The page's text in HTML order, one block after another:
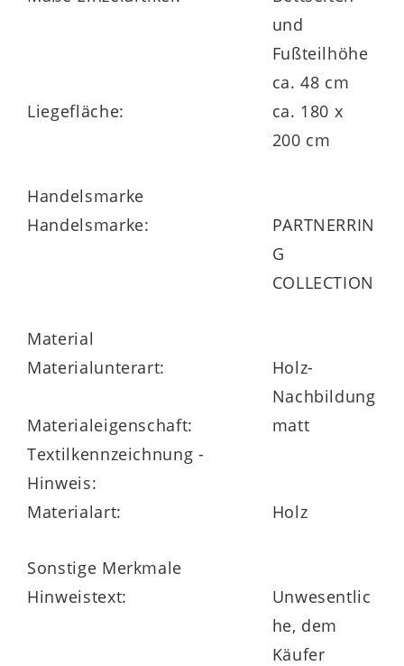
und
Fußteilhöhe
ca. 48 cm
Liegefläche:
ca. 180 x
200 cm
Handelsmarke
Handelsmarke:
PARTNERRIN
G
COLLECTION
Material
Materialunterart:
Holz-
Nachbildung
Materialeigenschaft:
matt
Textilkennzeichnung -
Hinweis:
Materialart:
Holz
Sonstige Merkmale
Hinweistext:
Unwesentlic
he, dem
Käufer